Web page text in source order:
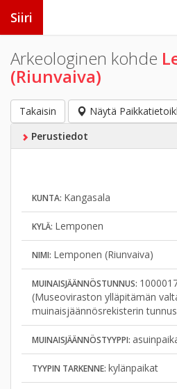
Siiri
Arkeologinen kohde
(Riunvaiva)
Takaisin
Näytä
Perustiedot
KUNTA: Kangasala
KYLÄ: Lemponen
NIMI: Lemponen (Riunvaiva)
MUINAISJÄÄNNÖSTUNNUS:
(Museoviraston ylläpitämän
muinaisjäännösrekisterin
MUINAISJÄÄNNÖSTYYPPI:
TYYPIN TARKENNE: kylänpaikat